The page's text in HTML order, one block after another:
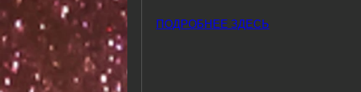
ПОДРОБНЕЕ ЗДЕСЬ